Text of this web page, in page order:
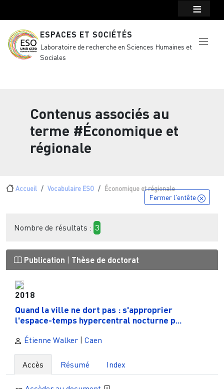
ESPACES ET SOCIÉTÉS
Laboratoire de recherche en Sciences Humaines et
Sociales
Contenus associés au
terme #Économique et
régionale
Fil d'Ariane
Accueil Vocabulaire ESO Économique et régionale
Fermer l'entête
Nombre de résultats : 3
Publication Thèse de doctorat
2018
Quand la ville ne dort pas : s'approprier
l'espace-temps hypercentral nocturne p...
Étienne Walker Caen
Accès Résumé Index